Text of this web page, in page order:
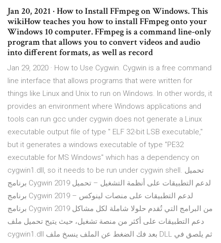
Jan 20, 2021 · How to Install FFmpeg on Windows. This
wikiHow teaches you how to install FFmpeg onto your
Windows 10 computer. FFmpeg is a command line-only
program that allows you to convert videos and audio
into different formats, as well as record
Jan 29, 2020 · How to Use Cygwin. Cygwin is a free command
line interface that allows programs that were written for
things like Linux and Unix to run on Windows. In other words, it
provides an environment where Windows applications and
tools can run gcc under cygwin does not generate a Linux
executable output file of type " ELF 32-bit LSB executable,"
but it generates a windows executable of type "PE32
executable for MS Windows" which has a dependency on
cygwin1.dll, so it needs to be run under cygwin shell. تحميل
برنامج Cygwin 2019 لدعم التطبيقات على أنظمة التشغيل – تحميل
برنامج Cygwin 2019 لدعم التطبيقات على منصات لينوكس –
برنامج Cygwin 2019 من البرامج التي تُقدم حلولا شاملة لكل مشاكل
دعم التطبيقات على أكثر من منصة تشغيل، حيث يتيح تحميل ملف
cygwin1.dll بعد فك الضغط عن الملف ينسخ ملف DLL ثم يلصق في